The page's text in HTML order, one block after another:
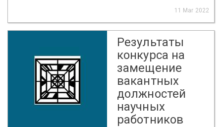
11 Mar 2022
Результаты
конкурса на
замещение
вакантных
должностей
научных
работников